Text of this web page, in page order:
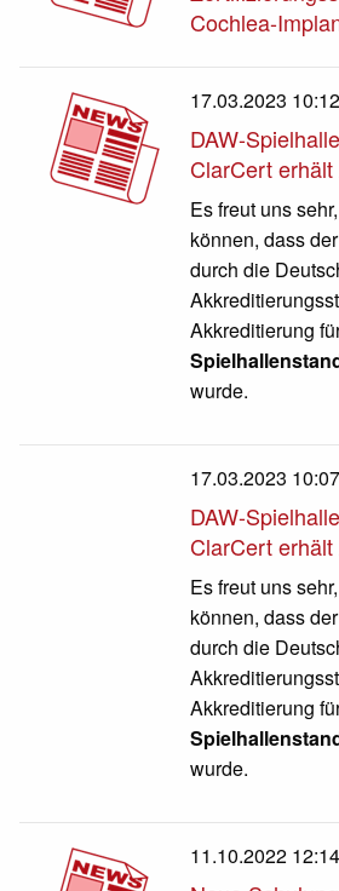
Cochlea-
17.03.2023 10:12
DAW-
ClarCert
Es freut uns
können, dass
durch die
Akkreditierung
wurde.
17.03.2023 10:07
DAW-
ClarCert
Es freut uns
können, dass
durch die
Akkreditierung
wurde.
11.10.2022 12:14